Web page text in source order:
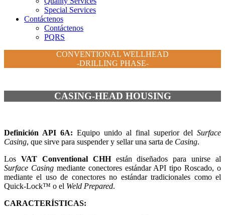
Special Services
Contáctenos
Contáctenos
PQRS
CONVENTIONAL WELLHEAD
-DRILLING PHASE-
CASING-HEAD HOUSING
Definición API 6A: Equipo unido al final superior del Surface
Casing, que sirve para suspender y sellar una sarta de Casing.
Los VAT Conventional CHHestán diseñados para unirse al
Surface Casingmediante conectores estándar API tipo Roscado, o
mediante el uso de conectores no estándar tradicionales como el
Quick-Lock™ o el Weld Prepared.
CARACTERÍSTICAS: